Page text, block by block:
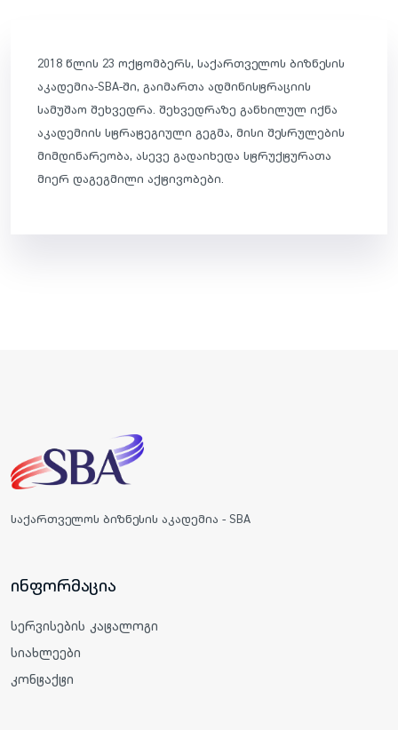
2018 წლის 23 ოქტომბერს, საქართველოს ბიზნესის
აკადემია-SBA-ში, გაიმართა ადმინისტრაციის
სამუშაო შეხვედრა. შეხვედრაზე განხილულ იქნა
აკადემიის სტრატეგიული გეგმა, მისი შესრულების
მიმდინარეობა, ასევე გადაიხედა სტრუქტურათა
მიერ დაგეგმილი აქტივობები.
საქართველოს ბიზნესის აკადემია - SBA
ინფორმაცია
სერვისების კატალოგი
სიახლეები
კონტაქტი